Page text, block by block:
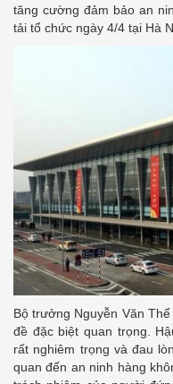
tăng cường đảm bảo an
tải tổ chức ngày 4/4 tại Hà
Bộ trưởng Nguyễn Văn
đề đặc biệt quan trọng.
rất nghiêm trọng và đau
quan đến an ninh hàng